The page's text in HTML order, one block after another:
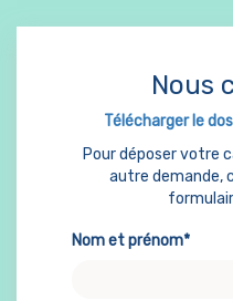
Nous
Télécharger le
Pour déposer votre
autre demande,
Nom et prénom*